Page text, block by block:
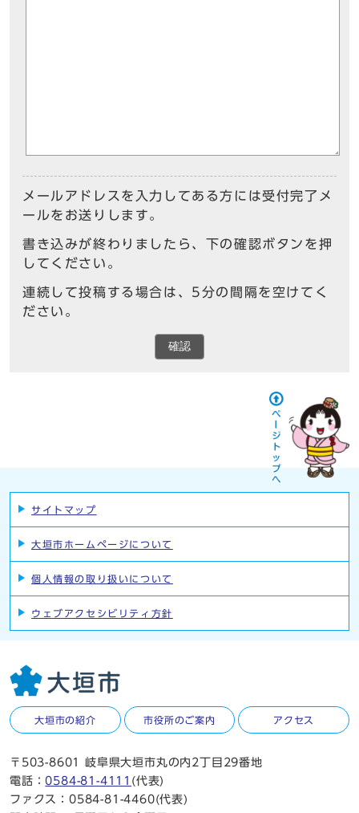
メールアドレスを入力してある方には受付完了メ
ールをお送りします。
書き込みが終わりましたら、下の確認ボタンを押
してください。
連続して投稿する場合は、5分の間隔を空けてく
ださい。
確認
サイトマップ
大垣市ホームページについて
個人情報の取り扱いについて
ウェブアクセシビリティ方針
大垣市の紹介 市役所のご案内 アクセス
〒503-8601 岐阜県大垣市丸の内2丁目29番地
電話：0584-81-4111 (代表)
ファクス：0584-81-4460(代表)